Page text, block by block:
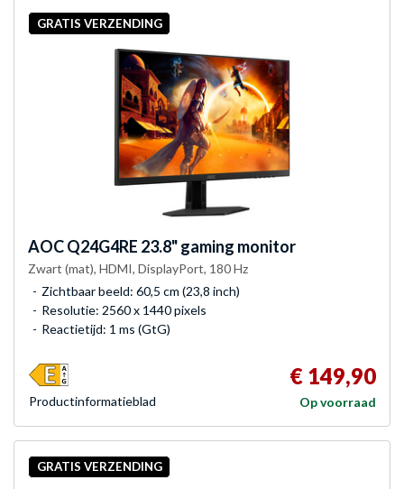
GRATIS VERZENDING
AOCQ24G4RE 23.8" gaming monitor
Zwart (mat), HDMI, DisplayPort, 180 Hz
Zichtbaar beeld: 60,5 cm (23,8 inch)
Resolutie: 2560 x 1440 pixels
Reactietijd: 1 ms (GtG)
€ 149,90
Op voorraad
Product­informatieblad
GRATIS VERZENDING